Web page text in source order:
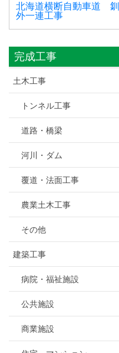
北海道横断自動車道
外一連工事
完成工事
土木工事
トンネル工事
道路・橋梁
河川・ダム
覆道・法面工事
農業土木工事
その他
建築工事
病院・福祉施設
公共施設
商業施設